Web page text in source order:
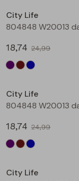
City Life
18,74 24,99
City Life
18,74 24,99
City Life